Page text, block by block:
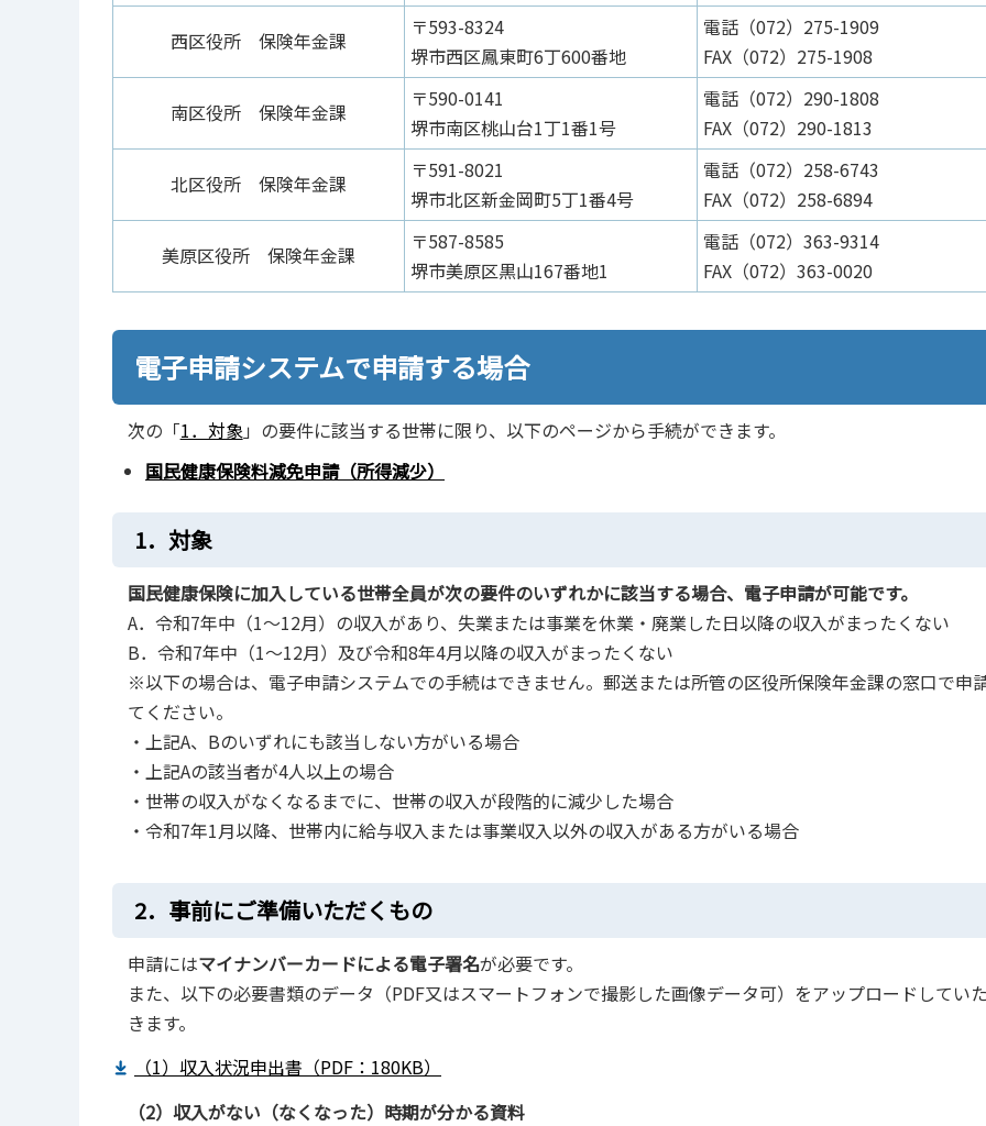
西区役所 保険年金課
〒593-8324
堺市西区鳳東町6丁600番地
電話（072）275-1909
FAX（072）275-1908
南区役所 保険年金課
〒590-0141
堺市南区桃山台1丁1番1号
電話（072）290-1808
FAX（072）290-1813
北区役所 保険年金課
〒591-8021
堺市北区新金岡町5丁1番4号
電話（072）258-6743
FAX（072）258-6894
美原区役所 保険年金課
〒587-8585
堺市美原区黒山167番地1
電話（072）363-9314
FAX（072）363-0020
電子申請システムで申請する場合
次の「1．対象 」の要件に該当する世帯に限り、以下のページから手続ができます。
国民健康保険料減免申請（所得減少）
1．対象
国民健康保険に加入している世帯全員が次の要件のいずれかに該当する場合、電子申請が可能です。
A．令和7年中（1～12月）の収入があり、失業または事業を休業・廃業した日以降の収入がまったくない
B．令和7年中（1～12月）及び令和8年4月以降の収入がまったくない
※以下の場合は、電子申請システムでの手続はできません。郵送または所管の区役所保険年金課の窓口で申
てください。
・上記A、Bのいずれにも該当しない方がいる場合
・上記Aの該当者が4人以上の場合
・世帯の収入がなくなるまでに、世帯の収入が段階的に減少した場合
・令和7年1月以降、世帯内に給与収入または事業収入以外の収入がある方がいる場合
2．事前にご準備いただくもの
申請にはマイナンバーカードによる電子署名が必要です。
また、以下の必要書類のデータ（PDF又はスマートフォンで撮影した画像データ可）をアップロードしてい
きます。
（1）収入状況申出書（PDF：180KB）
（2）収入がない（なくなった）時期が分かる資料